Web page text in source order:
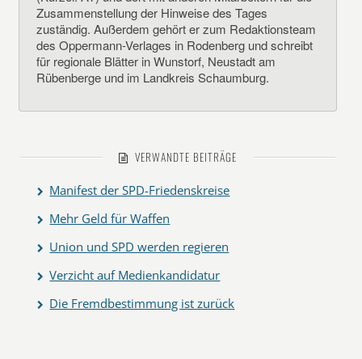
Zusammenstellung der Hinweise des Tages
zuständig. Außerdem gehört er zum Redaktionsteam
des Oppermann-Verlages in Rodenberg und schreibt
für regionale Blätter in Wunstorf, Neustadt am
Rübenberge und im Landkreis Schaumburg.
VERWANDTE BEITRÄGE
Manifest der SPD-Friedenskreise
Mehr Geld für Waffen
Union und SPD werden regieren
Verzicht auf Medienkandidatur
Die Fremdbestimmung ist zurück